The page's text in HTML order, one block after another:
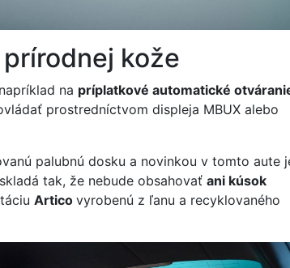
kože
na príplatkové automatické
prostredníctvom displeja MBUX alebo
palubnú dosku a novinkou v tomto aute
tak, že nebude obsahovať ani kúsok
Artico vyrobenú z ľanu a recyklovaného